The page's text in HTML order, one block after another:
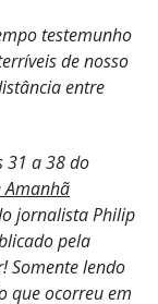
testemunho
de nosso
entre
31 a 38 do
Amanhã
jornalista Philip
pela
Somente lendo
que ocorreu em